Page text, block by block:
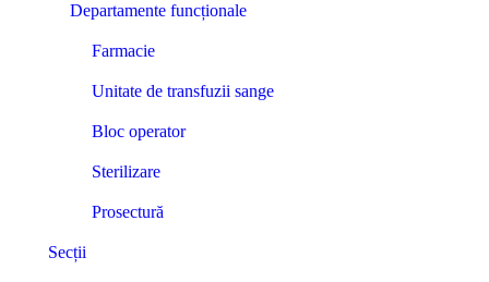
Departamente funcționale
Farmacie
Unitate de transfuzii sange
Bloc operator
Sterilizare
Prosectură
Secții